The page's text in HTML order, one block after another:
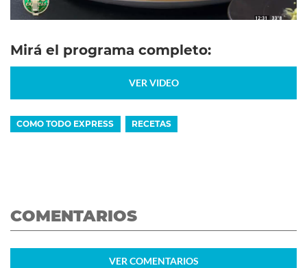
Mirá el programa completo:
VER VIDEO
COMO TODO EXPRESS RECETAS
COMENTARIOS
VER COMENTARIOS